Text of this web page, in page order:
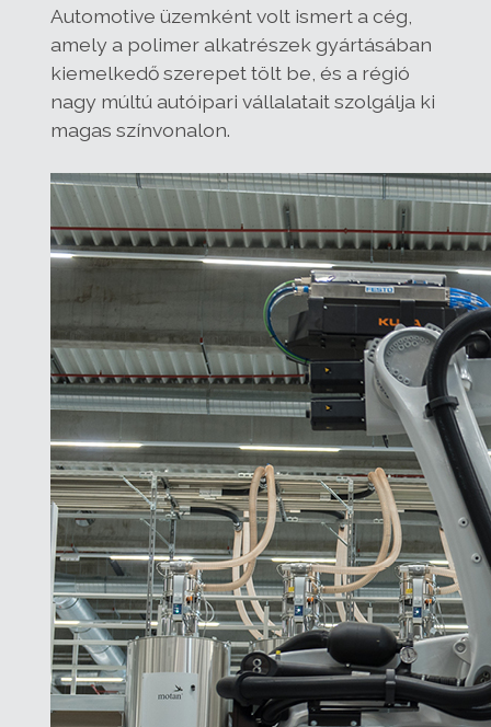
Automotive üzemként volt ismert a cég,
amely a polimer alkatrészek gyártásában
kiemelkedő szerepet tölt be, és a régió
nagy múltú autóipari vállalatait szolgálja ki
magas színvonalon.